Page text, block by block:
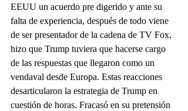
EEUU un acuerdo pre digerido y ante su
falta de experiencia, después de todo viene
de ser presentador de la cadena de TV Fox,
hizo que Trump tuviera que hacerse cargo
de las respuestas que llegaron como un
vendaval desde Europa. Estas reacciones
desarticularon la estrategia de Trump en
cuestión de horas. Fracasó en su pretensión